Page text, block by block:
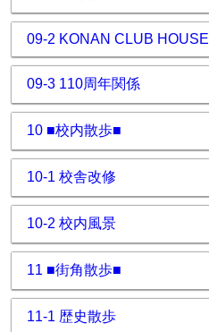
09-2 KONAN CLUB HOUSE
09-3 110周年関係
10 ■校内散歩■
10-1 校舎改修
10-2 校内風景
11 ■街角散歩■
11-1 歴史散歩